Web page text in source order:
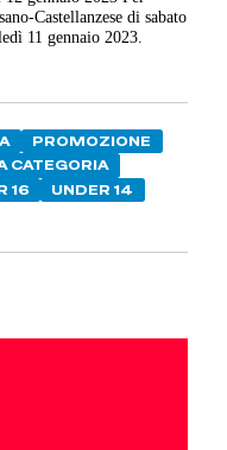
Castellanzese di sabato
11 gennaio 2023.
PROMOZIONE
CATEGORIA
16
UNDER 14